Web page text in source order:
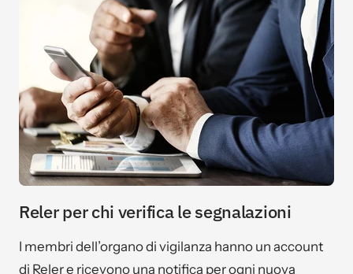
Reler per chi verifica le segnalazioni
I membri dell’organo di vigilanza hanno un account
di Reler e ricevono una notifica per ogni nuova